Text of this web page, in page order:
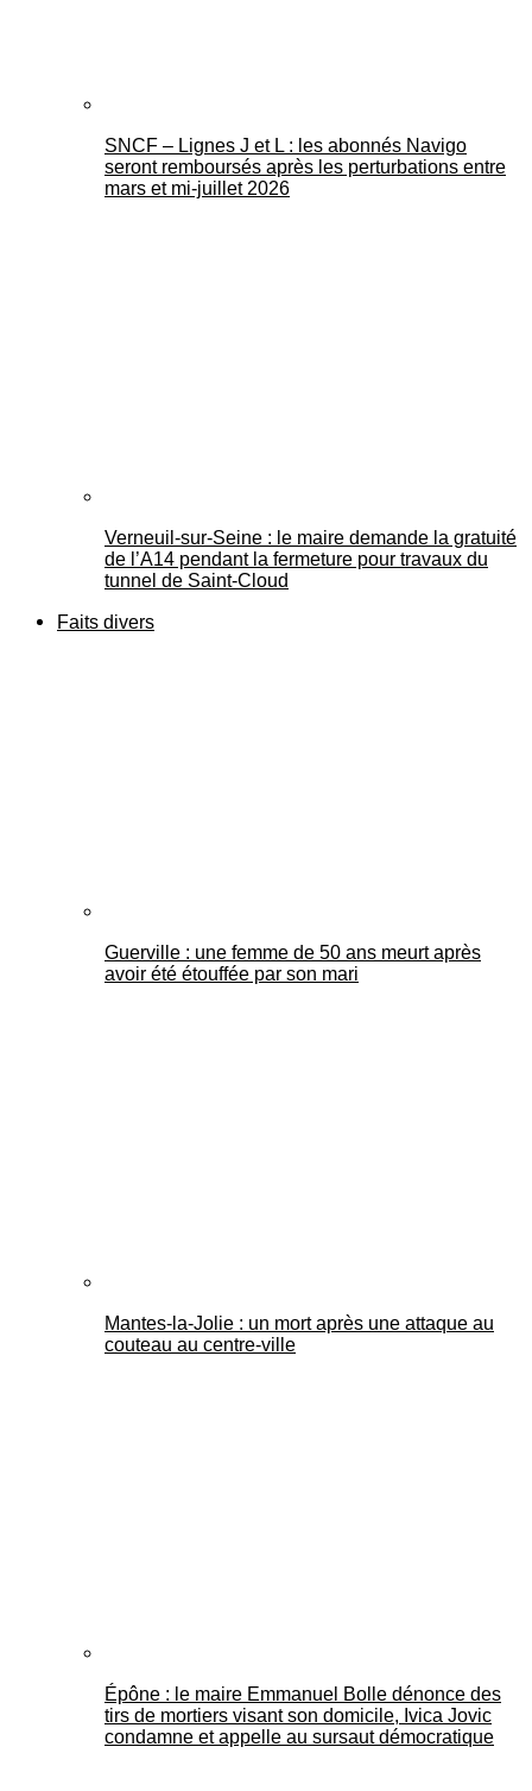
SNCF – Lignes J et L : les abonnés Navigo
seront remboursés après les perturbations entre
mars et mi-juillet 2026
Verneuil-sur-Seine : le maire demande la gratuité
de l’A14 pendant la fermeture pour travaux du
tunnel de Saint-Cloud
Faits divers
Guerville : une femme de 50 ans meurt après
avoir été étouffée par son mari
Mantes-la-Jolie : un mort après une attaque au
couteau au centre-ville
Épône : le maire Emmanuel Bolle dénonce des
tirs de mortiers visant son domicile, Ivica Jovic
condamne et appelle au sursaut démocratique